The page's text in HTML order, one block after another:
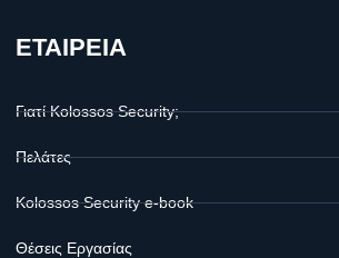
ΕΤΑΙΡΕΙΑ
Γιατί Kolossos Security;
Πελάτες
Kolossos Security e-book
Θέσεις Εργασίας